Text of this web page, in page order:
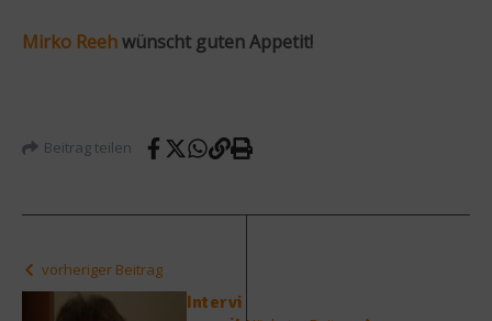
Mirko Reehwünscht guten Appetit!
Beitrag teilen
vorheriger Beitrag
Intervi